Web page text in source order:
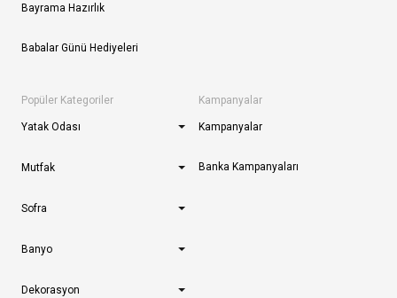
Bayrama Hazırlık
Babalar Günü Hediyeleri
Popüler Kategoriler
Yatak Odası
Mutfak
Sofra
Banyo
Dekorasyon
Kampanyalar
Kampanyalar
Banka Kampanyaları